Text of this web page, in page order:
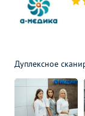
Дуплексное